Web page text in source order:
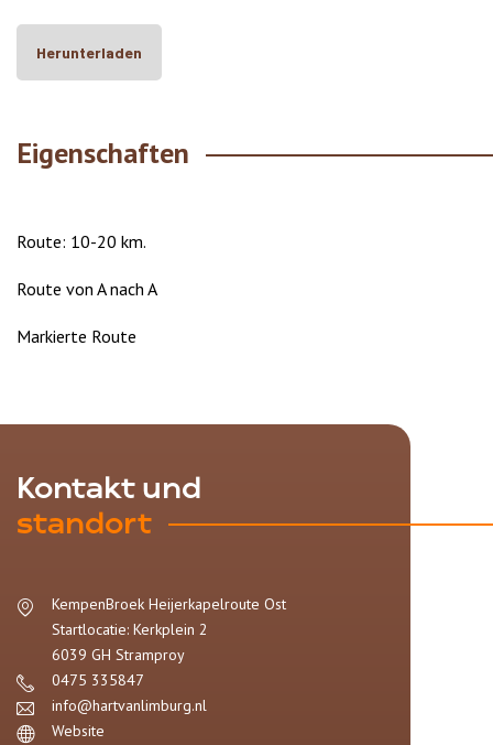
Herunterladen
Eigenschaften
Route: 10-20 km.
Route von A nach A
Markierte Route
Kontakt und
standort
KempenBroek Heijerkapelroute Ost
Startlocatie: Kerkplein 2
6039 GH Stramproy
0475 335847
info@hartvanlimburg.nl
Website